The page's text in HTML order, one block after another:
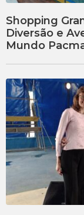
Shopping
Diversão e
Mundo